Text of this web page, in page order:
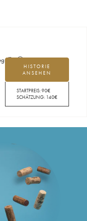
HISTORIE
ANSEHEN
STARTPREIS:90€
SCHÄTZUNG: 140€